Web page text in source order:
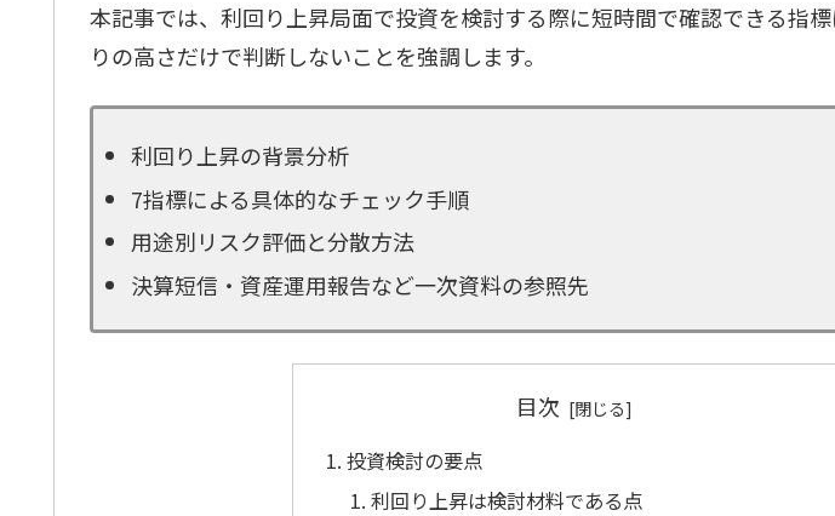
本記事では、利回り上昇局面で投資を検討する際に短時間で確認できる指
りの高さだけで判断しないことを強調します。
利回り上昇の背景分析
7指標による具体的なチェック手順
用途別リスク評価と分散方法
決算短信・資産運用報告など一次資料の参照先
目次
投資検討の要点
利回り上昇は検討材料である点